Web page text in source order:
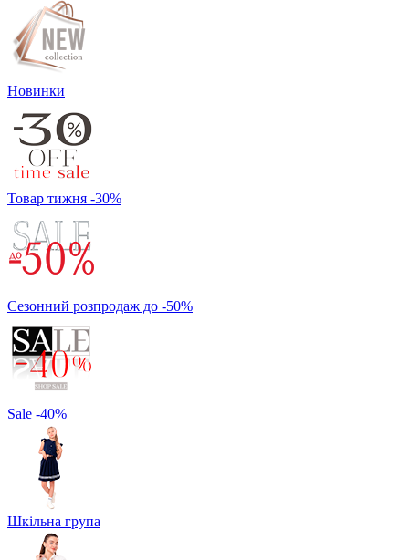
Новинки
Товар тижня -30%
Сезонний розпродаж до -50%
Sale -40%
Шкільна група